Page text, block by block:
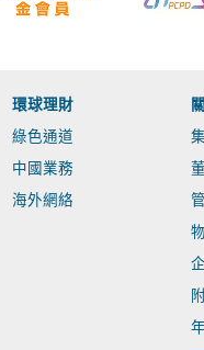
環球理財
綠色通道
中國業務
海外網絡